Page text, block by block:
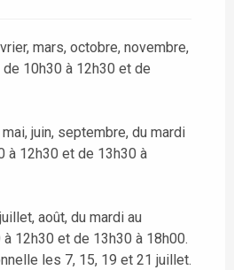
mars, octobre, novembre,
10h30 à 12h30 et de
juin, septembre, du mardi
à 12h30 et de 13h30 à
août, du mardi au
12h30 et de 13h30 à 18h00.
les 7, 15, 19 et 21 juillet.